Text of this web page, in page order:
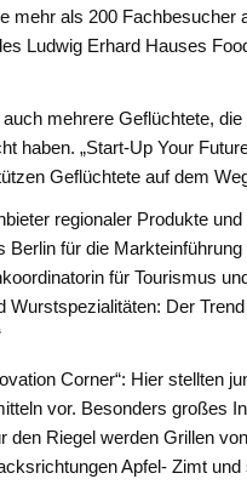
mehr als 200
Ludwig Erhard Hauses
mehrere Geflüchtete,
haben. „Start-Up Your
Geflüchtete auf dem
regionaler Produkte
für die
für Tourismus
Der
Corner“: Hier stellten
vor. Besonders großes
den Riegel werden Grillen
Apfel- Zimt